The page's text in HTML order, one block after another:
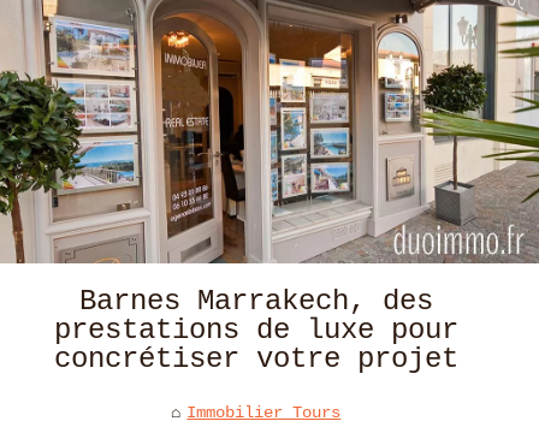
Barnes Marrakech, des
prestations de luxe pour
concrétiser votre projet
Immobilier Tours